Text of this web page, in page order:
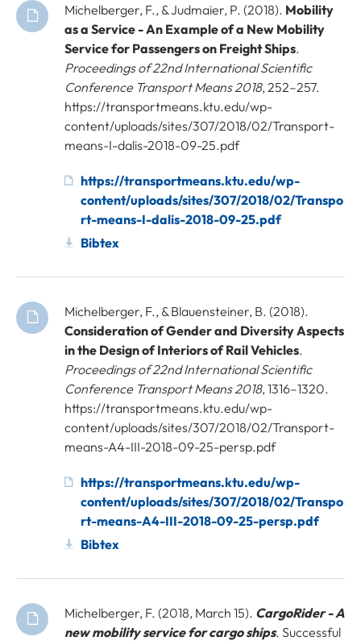
Michelberger, F., & Judmaier, P. (2018). Mobility
as a Service - An Example of a New Mobility
Service for Passengers on Freight Ships.
Proceedings of 22nd International Scientific
Conference Transport Means 2018, 252–257.
https://transportmeans.ktu.edu/wp-
content/uploads/sites/307/2018/02/Transport-
means-I-dalis-2018-09-25.pdf
https://transportmeans.ktu.edu/wp-
content/uploads/sites/307/2018/02/Transpo
rt-means-I-dalis-2018-09-25.pdf
Bibtex
Michelberger, F., & Blauensteiner, B. (2018).
Consideration of Gender and Diversity Aspects
in the Design of Interiors of Rail Vehicles.
Proceedings of 22nd International Scientific
Conference Transport Means 2018, 1316–1320.
https://transportmeans.ktu.edu/wp-
content/uploads/sites/307/2018/02/Transport-
means-A4-III-2018-09-25-persp.pdf
https://transportmeans.ktu.edu/wp-
content/uploads/sites/307/2018/02/Transpo
rt-means-A4-III-2018-09-25-persp.pdf
Bibtex
Michelberger, F. (2018, March 15). CargoRider - A
new mobility service for cargo ships. Successful